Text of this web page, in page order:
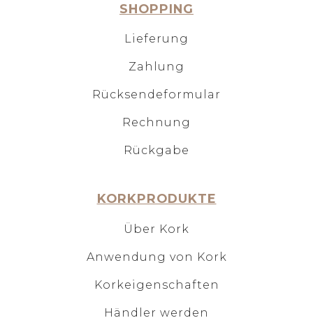
SHOPPING
Lieferung
Zahlung
Rücksendeformular
Rechnung
Rückgabe
KORKPRODUKTE
Über Kork
Anwendung von Kork
Korkeigenschaften
Händler werden